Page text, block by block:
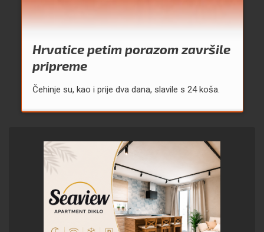
Hrvatice petim porazom završile
pripreme
Čehinje su, kao i prije dva dana, slavile s 24 koša.